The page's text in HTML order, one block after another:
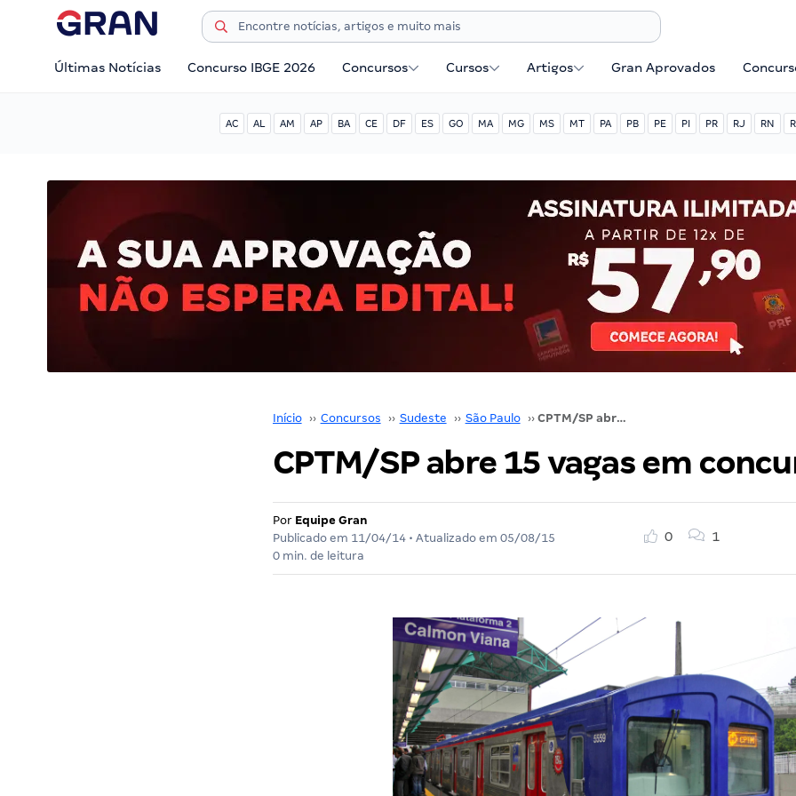
Últimas Notícias Concurso IBGE 2026 Concursos Cursos Artigos Gran Aprovados
AC AL AM AP BA CE DF ES GO MA MG MS MT PA PB PE PI PR RJ RN
Início ›› Concursos ›› Sudeste ›› São Paulo ›› CPTM/SP abre 15 vagas em concurso
CPTM/SP abre 15 vagas em
Por Equipe Gran
Publicado em 11/04/14• Atualizado em 05/08/15
0 min. de leitura
0 1